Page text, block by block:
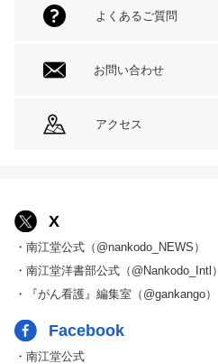
よくあるご質問
お問い合わせ
アクセス
X
・南江堂公式（@nankodo_NEWS）
・南江堂洋書部公式（@Nankodo_Intl）
・『がん看護』編集室（@gankango）
Facebook
・南江堂公式